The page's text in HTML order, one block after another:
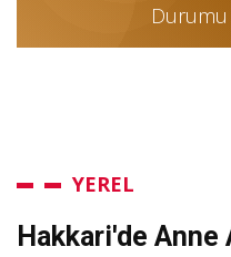
Durumu
YEREL
Hakkari'de Anne